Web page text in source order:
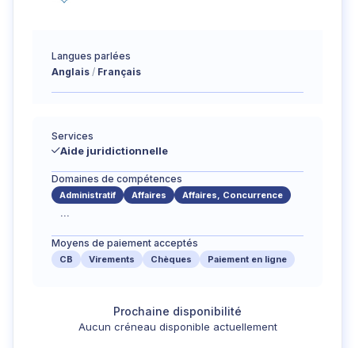
Langues parlées
Anglais
Français
Services
Aide juridictionnelle
Domaines de compétences
Administratif Affaires
Affaires, Concurrence
...
Moyens de paiement acceptés
CB Virements Chèques Paiement en ligne
Aucun créneau disponible actuellement